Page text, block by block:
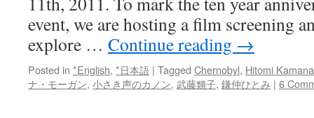
event, we are hosting a film screening
explore … Continue reading →
Posted in *English, *日本語 | Tagged Chernobyl, Hitomi
ナ・モーガン, 小さき声のカノン, 武藤類子, 鎌仲ひとみ | 6